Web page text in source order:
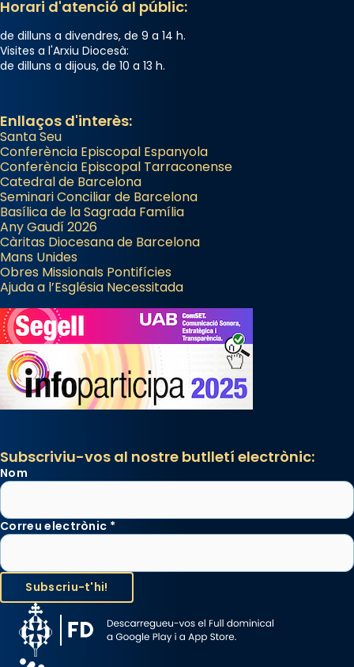
Horari d'atenció al públic:
de dilluns a divendres, de 9 a 14 h.
Visites a l'Arxiu Diocesà:
de dilluns a dijous, de 10 a 13 h.
Enllaços d'interès:
Santa Seu
Conferència Episcopal Espanyola
Conferència Episcopal Tarraconense
Catedral de Barcelona
Seminari Conciliar de Barcelona
Basílica de la Sagrada Família
Any Gaudí 2026
Càritas Diocesana de Barcelona
Mans Unides
Obres Missionals Pontifícies
Ajuda a l’Església Necessitada
Subscriviu-vos al nostre butlletí electrònic:
Nom
Correu electrònic *